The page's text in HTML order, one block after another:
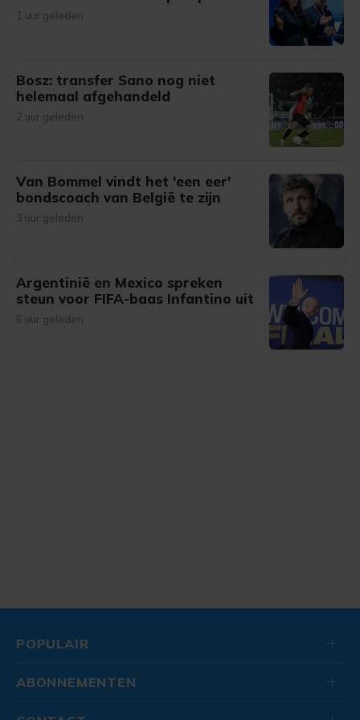
1 uur geleden
Bosz: transfer Sano nog niet
helemaal afgehandeld
2 uur geleden
Van Bommel vindt het 'een eer'
bondscoach van België te zijn
3 uur geleden
Argentinië en Mexico spreken
steun voor FIFA-baas Infantino uit
6 uur geleden
POPULAIR
ABONNEMENTEN